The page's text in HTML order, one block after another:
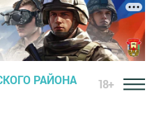
РАЙОНА 18+